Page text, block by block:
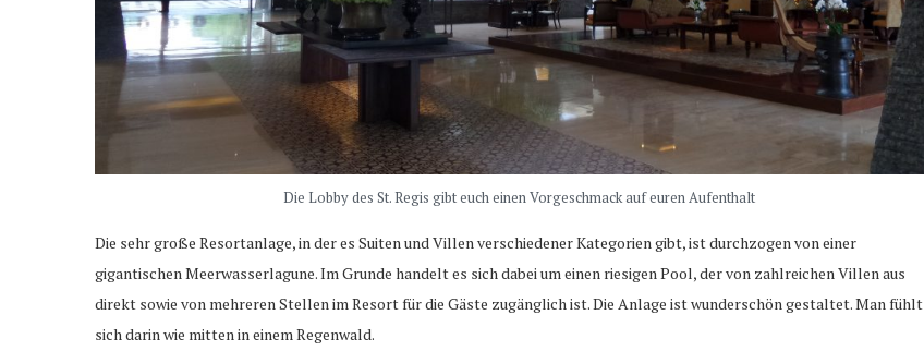
Die Lobby des St. Regis gibt euch einen Vorgeschmack auf euren Aufenthalt
Die sehr große Resortanlage, in der es Suiten und Villen verschiedener Kategorien gibt, ist durchzogen von einer
gigantischen Meerwasserlagune. Im Grunde handelt es sich dabei um einen riesigen Pool, der von zahlreichen Villen aus
direkt sowie von mehreren Stellen im Resort für die Gäste zugänglich ist. Die Anlage ist wunderschön gestaltet. Man fühlt
sich darin wie mitten in einem Regenwald.